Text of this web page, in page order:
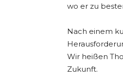
wo er zu
Nach einem
Wir heißen
Zukunft.